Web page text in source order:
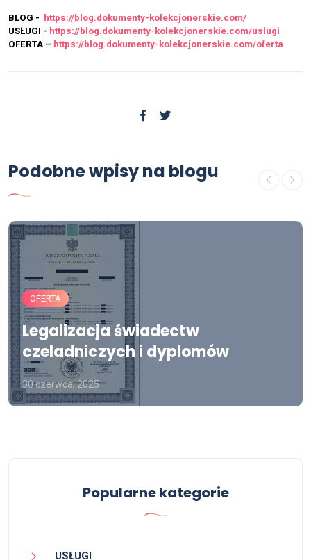
BLOG -
https://blog.dokumenty-kolekcjonerskie.com/
USŁUGI - https://blog.dokumenty-kolekcjonerskie.com/uslugi
OFERTA – https://blog.dokumenty-kolekcjonerskie.com/oferta
Podobne wpisy na blogu
OFERTA
Legalizacja świadectw
czeladniczych i dyplomów
30 czerwca, 2025
Popularne kategorie
USŁUGI